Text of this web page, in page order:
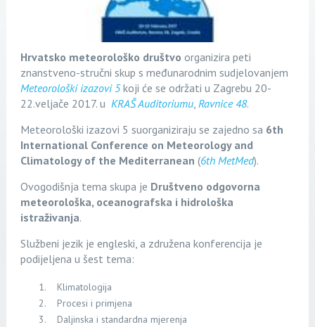
Hrvatsko meteorološko društvo organizira peti
znanstveno-stručni skup s međunarodnim sudjelovanjem
Meteorološki izazovi 5koji će se održati u Zagrebu 20-
22.veljače 2017. u KRAŠ Auditoriumu, Ravnice 48.
Meteorološki izazovi 5 suorganiziraju se zajedno sa 6th
International Conference on Meteorology and
Climatology of the Mediterranean (6th MetMed).
Ovogodišnja tema skupa je Društveno odgovorna
meteorološka, oceanografska i hidrološka
istraživanja.
Službeni jezik je engleski, a združena konferencija je
podijeljena u šest tema:
Klimatologija
Procesi i primjena
Daljinska i standardna mjerenja